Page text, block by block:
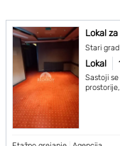
Lokal
Stari grad
Lokal
Sastoji